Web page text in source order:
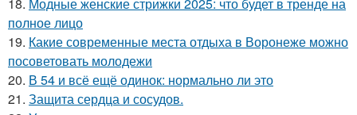
18. Модные женские стрижки 2025: что будет в тренде на
полное лицо
19. Какие современные места отдыха в Воронеже можно
посоветовать молодежи
20. В 54 и всё ещё одинок: нормально ли это
21. Защита сердца и сосудов.